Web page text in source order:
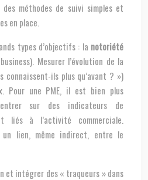
méthodes de suivi simples et
en place.
types d’objectifs : la notoriété
Mesurer l’évolution de la
ils plus qu’avant ? »)
Pour une PME, il est bien plus
sur des indicateurs de
liés à l’activité commerciale.
lien, même indirect, entre le
et intégrer des « traqueurs » dans